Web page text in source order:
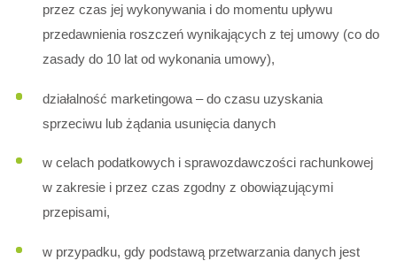
przez czas jej wykonywania i do momentu upływu
przedawnienia roszczeń wynikających z tej umowy (co do
zasady do 10 lat od wykonania umowy),
działalność marketingowa – do czasu uzyskania
sprzeciwu lub żądania usunięcia danych
w celach podatkowych i sprawozdawczości rachunkowej
w zakresie i przez czas zgodny z obowiązującymi
przepisami,
w przypadku, gdy podstawą przetwarzania danych jest